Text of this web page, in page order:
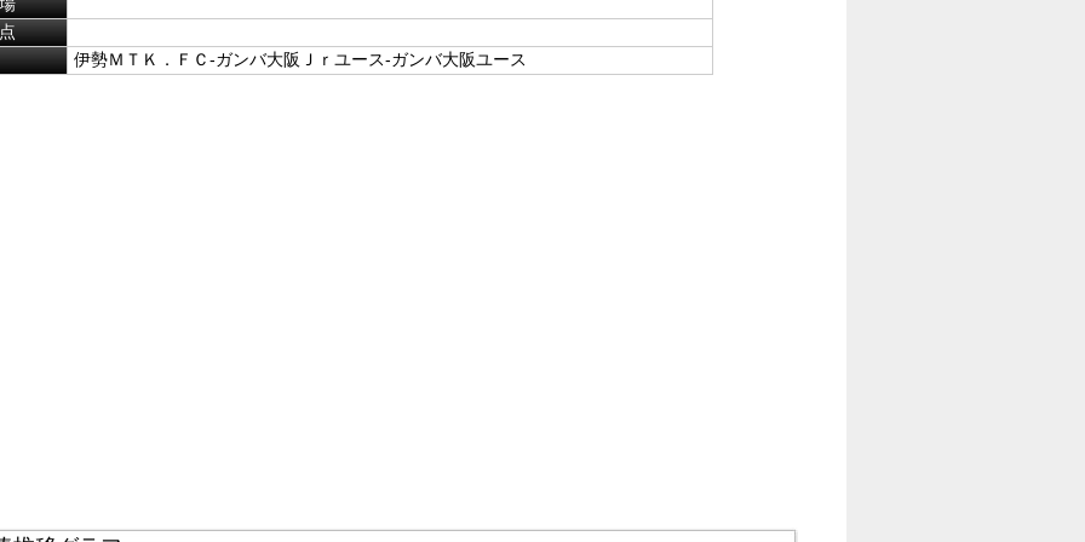
伊勢ＭＴＫ．ＦＣ-ガンバ大阪Ｊｒユース-ガンバ大阪ユース